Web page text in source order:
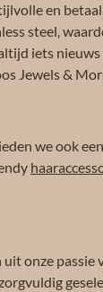
en
steel,
iets
Jewels &
we ook
onze passie